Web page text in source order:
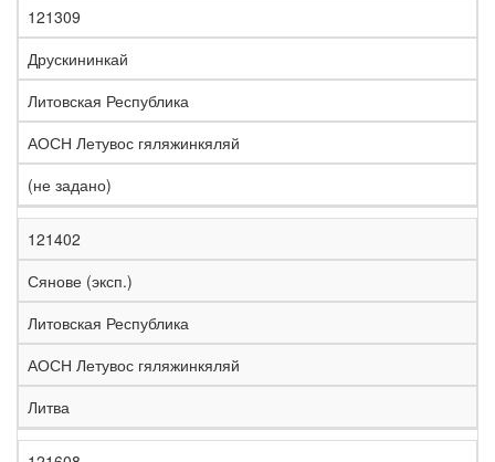
121309
Друскининкай
Литовская Республика
АОСН Летувос гяляжинкяляй
(не задано)
121402
Сянове (эксп.)
Литовская Республика
АОСН Летувос гяляжинкяляй
Литва